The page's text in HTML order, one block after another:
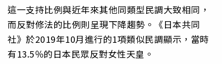
這一支持比例與近年來其他同類型民調大致相同，
而反對修法的比例則呈現下降趨勢。《日本共同
社》於2019年10月進行的1項類似民調顯示，當時
有13.5％的日本民眾反對女性天皇。